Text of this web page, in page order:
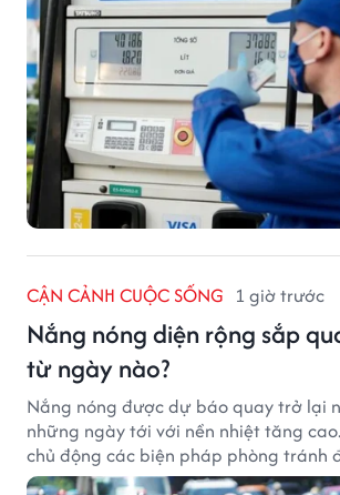
CẬN CẢNH CUỘC SỐNG 1 giờ trước
Nắng nóng diện rộng sắp
từ ngày nào?
Nắng nóng được dự báo quay trở lại
những ngày tới với nền nhiệt tăng
chủ động các biện pháp phòng tránh
tác động của thời tiết cực đoan.